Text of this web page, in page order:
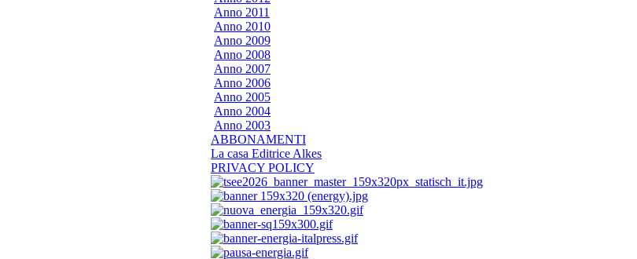
Anno 2011
Anno 2010
Anno 2009
Anno 2008
Anno 2007
Anno 2006
Anno 2005
Anno 2004
Anno 2003
ABBONAMENTI
La casa Editrice Alkes
PRIVACY POLICY